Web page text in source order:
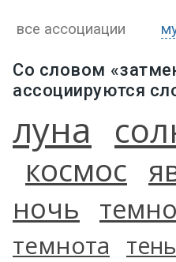
все ассоциации
Со словом
ассоциируются
луна
космос
ночь темно
темнота тень